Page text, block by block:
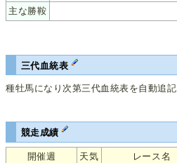
主な勝鞍
三代血統表
種牡馬になり次第三代血統表を自動追記
競走成績
開催週 天気 レース名